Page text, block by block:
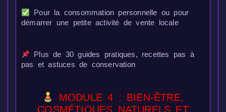
Pour la consommation personnelle ou pour
démarrer une petite activité de vente locale
Plus de 30 guides pratiques, recettes pas à
pas et astuces de conservation
MODULE 4 : BIEN-ÊTRE,
COSMÉTIQUES NATURELS ET